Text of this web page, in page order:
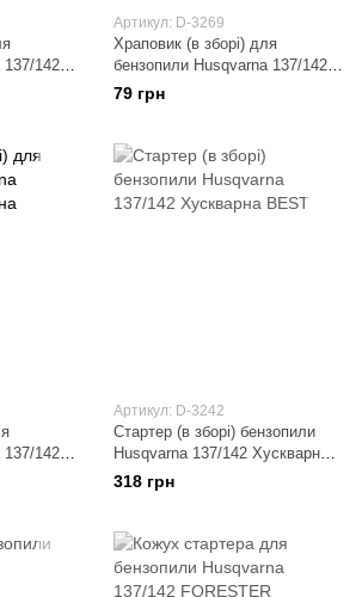
137/142
Артикул: D-3269
Храповик (в зборі) для
бензопили Husqvarna 137/142
(шків, ведена частина,
пружина) BEST
79 грн
137/142
Артикул: D-3242
Стартер (в зборі) бензопили
Husqvarna 137/142 Хускварна
BEST
318 грн